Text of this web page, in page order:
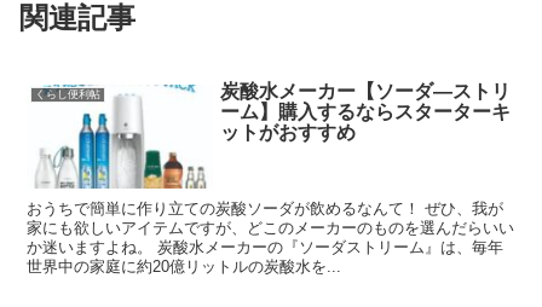
関連記事
くらし便利帖
炭酸水メーカー【ソーダ―ストリ
ーム】購入するならスターターキ
ットがおすすめ
おうちで簡単に作り立ての炭酸ソーダが飲めるなんて！ ぜひ、我が
家にも欲しいアイテムですが、どこのメーカーのものを選んだらいい
か迷いますよね。 炭酸水メーカーの『ソーダストリーム』は、毎年
世界中の家庭に約20億リットルの炭酸水を...